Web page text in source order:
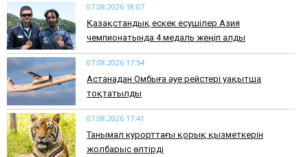
07.08.2026 18:07
Қазақстандық ескек есушілер Азия
чемпионатында 4 медаль жеңіп алды
07.08.2026 17:54
Астанадан Омбыға әуе рейстері уақытша
тоқтатылды
07.08.2026 17:41
​Танымал курорттағы қорық қызметкерін
жолбарыс өлтірді